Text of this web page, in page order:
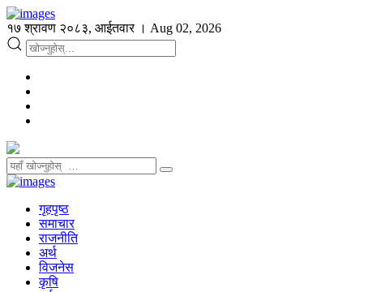
१७ श्रावण २०८३, आईतवार । Aug 02, 2026
गृहपृष्ठ
समाचार
राजनीति
अर्थ
विजनेस
कृषि